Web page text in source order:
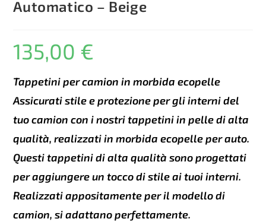
Automatico – Beige
135,00 €
Tappetini per camion in morbida ecopelle
Assicurati stile e protezione per gli interni del
tuo camion con i nostri tappetini in pelle di alta
qualità, realizzati in morbida ecopelle per auto.
Questi tappetini di alta qualità sono progettati
per aggiungere un tocco di stile ai tuoi interni.
Realizzati appositamente per il modello di
camion, si adattano perfettamente.